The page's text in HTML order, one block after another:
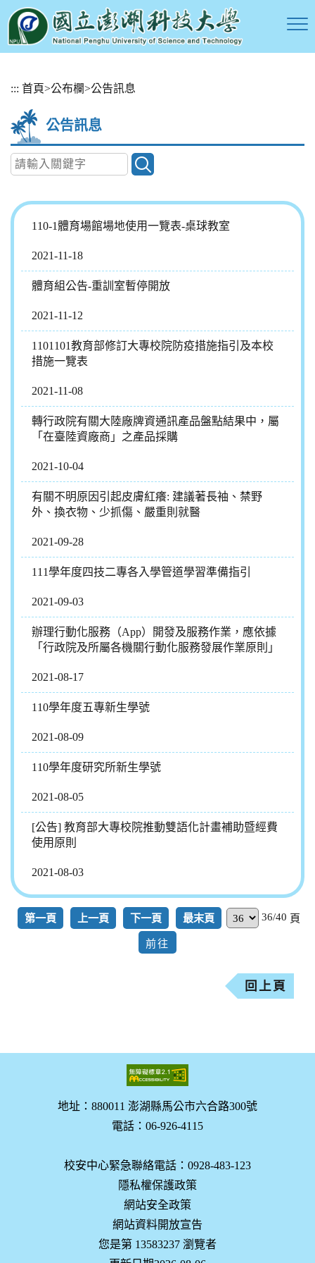
::: 首頁>公布欄>公告訊息
公告訊息
110-1體育場館場地使用一覽表-桌球教室
2021-11-18
體育組公告-重訓室暫停開放
2021-11-12
1101101教育部修訂大專校院防疫措施指引及本校
措施一覽表
2021-11-08
轉行政院有關大陸廠牌資通訊產品盤點結果中，屬
「在臺陸資廠商」之產品採購
2021-10-04
有關不明原因引起皮膚紅癢: 建議著長袖、禁野
外、換衣物、少抓傷、嚴重則就醫
2021-09-28
111學年度四技二專各入學管道學習準備指引
2021-09-03
辦理行動化服務（App）開發及服務作業，應依據
「行政院及所屬各機關行動化服務發展作業原則」
2021-08-17
110學年度五專新生學號
2021-08-09
110學年度研究所新生學號
2021-08-05
[公告] 教育部大專校院推動雙語化計畫補助暨經費
使用原則
2021-08-03
第一頁 上一頁 下一頁 最末頁 36/40 頁
回上頁
地址：880011 澎湖縣馬公市六合路300號
電話：06-926-4115
校安中心緊急聯絡電話：0928-483-123
隱私權保護政策
網站安全政策
網站資料開放宣告
您是第 13583237 瀏覽者